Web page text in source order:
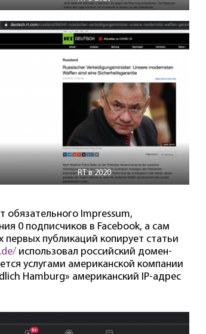
RT в 2020
обязательного Impressum,
0 подписчиков в Facebook, а сам
первых публикаций копирует статьи
использовал российский домен-
услугами американской компании
Hamburg» американский IP-адрес